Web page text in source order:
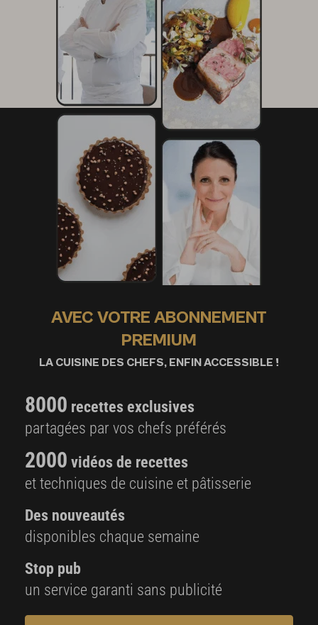
AVEC VOTRE ABONNEMENT
PREMIUM
LA CUISINE DES CHEFS, ENFIN ACCESSIBLE !
8000 recettes exclusives
partagées par vos chefs préférés
2000 vidéos de recettes
et techniques de cuisine et pâtisserie
Des nouveautés
disponibles chaque semaine
Stop pub
un service garanti sans publicité